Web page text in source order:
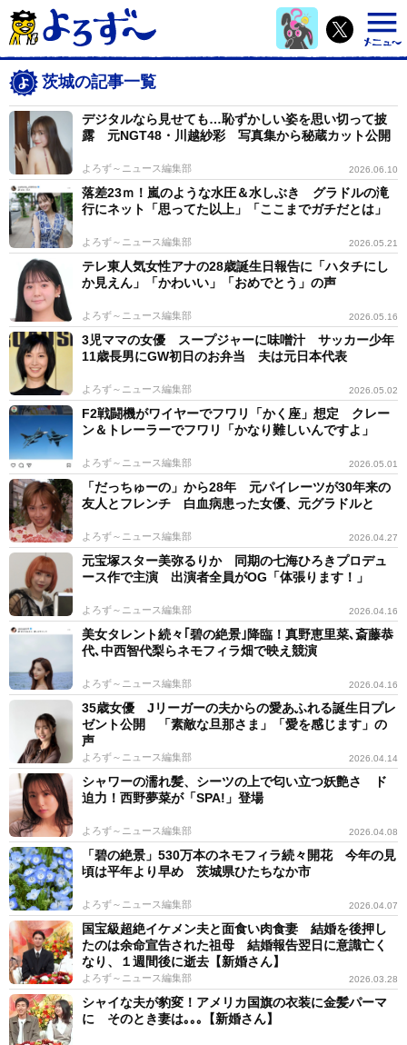
茨城の記事一覧
デジタルなら見せても…恥ずかしい姿を思い切って披
露 元NGT48・川越紗彩 写真集から秘蔵カット公開
よろず～ニュース編集部 2026.06.10
落差23ｍ！嵐のような水圧＆水しぶき グラドルの滝
行にネット「思ってた以上」「ここまでガチだとは」
よろず～ニュース編集部 2026.05.21
テレ東人気女性アナの28歳誕生日報告に「ハタチにし
か見えん」「かわいい」「おめでとう」の声
よろず～ニュース編集部 2026.05.16
3児ママの女優 スープジャーに味噌汁 サッカー少年
11歳長男にGW初日のお弁当 夫は元日本代表
よろず～ニュース編集部 2026.05.02
F2戦闘機がワイヤーでフワリ「かく座」想定 クレー
ン＆トレーラーでフワリ「かなり難しいんですよ」
よろず～ニュース編集部 2026.05.01
「だっちゅーの」から28年 元パイレーツが30年来の
友人とフレンチ 白血病患った女優、元グラドルと
よろず～ニュース編集部 2026.04.27
元宝塚スター美弥るりか 同期の七海ひろきプロデュ
ース作で主演 出演者全員がOG「体張ります！」
よろず～ニュース編集部 2026.04.16
美女タレント続々｢碧の絶景｣降臨！真野恵里菜､斎藤恭
代､中西智代梨らネモフィラ畑で映え競演
よろず～ニュース編集部 2026.04.16
35歳女優 Jリーガーの夫からの愛あふれる誕生日プレ
ゼント公開 「素敵な旦那さま」「愛を感じます」の
声
よろず～ニュース編集部 2026.04.14
シャワーの濡れ髪、シーツの上で匂い立つ妖艶さ ド
迫力！西野夢菜が「SPA!」登場
よろず～ニュース編集部 2026.04.08
「碧の絶景」530万本のネモフィラ続々開花 今年の見
頃は平年より早め 茨城県ひたちなか市
よろず～ニュース編集部 2026.04.07
国宝級超絶イケメン夫と面食い肉食妻 結婚を後押し
たのは余命宣告された祖母 結婚報告翌日に意識亡く
なり、１週間後に逝去【新婚さん】
よろず～ニュース編集部 2026.03.28
シャイな夫が豹変！アメリカ国旗の衣装に金髪パーマ
に そのとき妻は｡｡｡【新婚さん】